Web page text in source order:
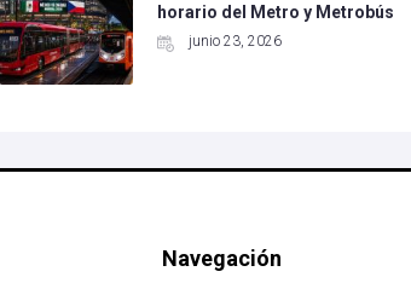
horario del Metro y Metrobús
junio 23, 2026
Navegación